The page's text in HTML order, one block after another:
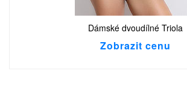
Dámské dvoudílné Triola
Zobrazit cenu